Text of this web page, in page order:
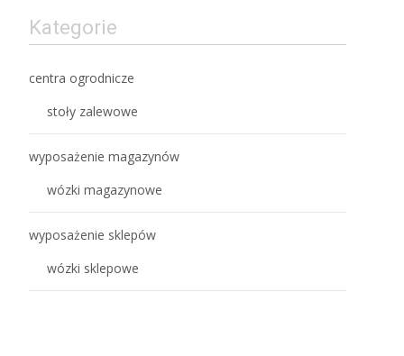
Kategorie
centra ogrodnicze
stoły zalewowe
wyposażenie magazynów
wózki magazynowe
wyposażenie sklepów
wózki sklepowe